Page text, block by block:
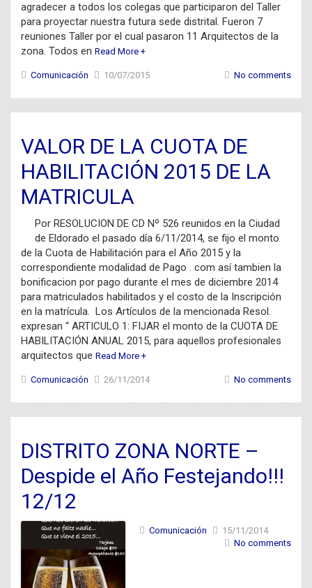
agradecer a todos los colegas que participaron del Taller
para proyectar nuestra futura sede distrital. Fueron 7
reuniones Taller por el cual pasaron 11 Arquitectos de la
zona. Todos en Read More +
Comunicación 10/07/2015 No comments
VALOR DE LA CUOTA DE
HABILITACIÓN 2015 DE LA
MATRICULA
Por RESOLUCION DE CD Nº 526 reunidos en la Ciudad
de Eldorado el pasado día 6/11/2014, se fijo el monto
de la Cuota de Habilitación para el Año 2015 y la
correspondiente modalidad de Pago . com así tambien la
bonificacion por pago durante el mes de diciembre 2014
para matriculados habilitados y el costo de la Inscripción
en la matrícula. Los Artículos de la mencionada Resol.
expresan “ ARTICULO 1: FIJAR el monto de la CUOTA DE
HABILITACIÓN ANUAL 2015, para aquellos profesionales
arquitectos que Read More +
Comunicación 26/11/2014 No comments
DISTRITO ZONA NORTE –
Despide el Año Festejando!!!
12/12
Comunicación
15/11/2014
No comments